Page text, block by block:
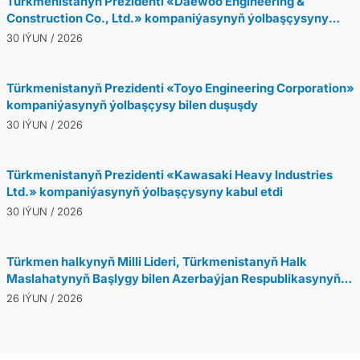
Construction Co., Ltd.» kompaniýasynyň ýolbaşçysyny
kabul etdi
30 IÝUN / 2026
Türkmenistanyň Prezidenti «Toyo Engineering Corporation»
kompaniýasynyň ýolbaşçysy bilen duşuşdy
30 IÝUN / 2026
Türkmenistanyň Prezidenti «Kawasaki Heavy Industries
Ltd.» kompaniýasynyň ýolbaşçysyny kabul etdi
30 IÝUN / 2026
Türkmen halkynyň Milli Lideri, Türkmenistanyň Halk
Maslahatynyň Başlygy bilen Azerbaýjan Respublikasynyň
Prezidentiniň arasynda telefon arkaly söhbetdeşlik
26 IÝUN / 2026